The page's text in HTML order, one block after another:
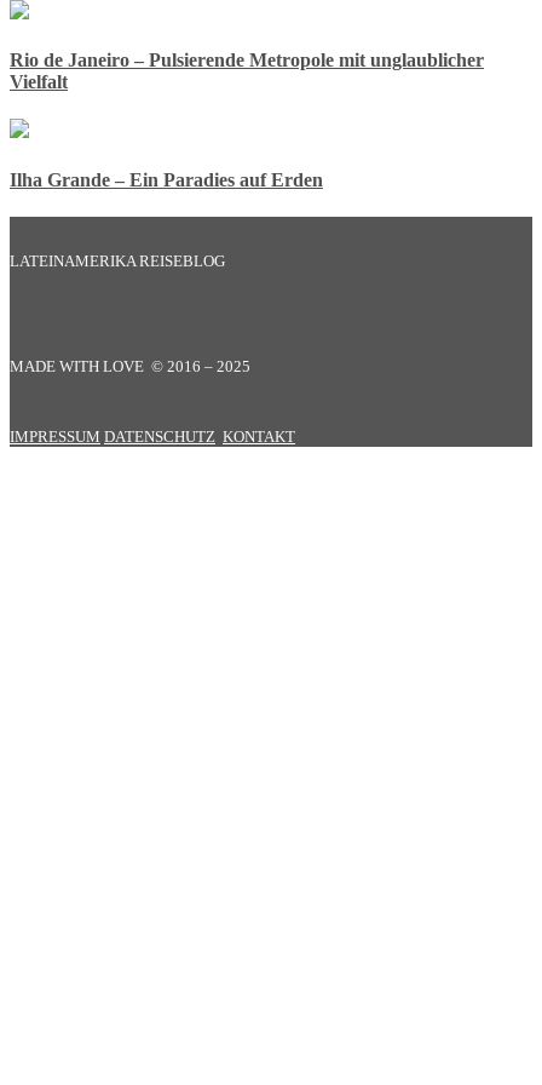
Rio de Janeiro – Pulsierende Metropole mit unglaublicher
Vielfalt
Ilha Grande – Ein Paradies auf Erden
LATEINAMERIKA REISEBLOG
MADE WITH LOVE © 2016 – 2025
IMPRESSUM DATENSCHUTZ KONTAKT